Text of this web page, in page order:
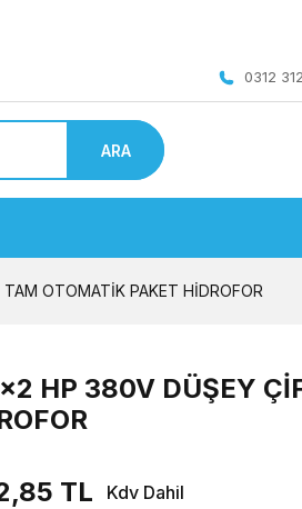
0312
ARA
OTOMATİK PAKET HİDROFOR
HP 380V DÜŞEY
TL Kdv Dahil